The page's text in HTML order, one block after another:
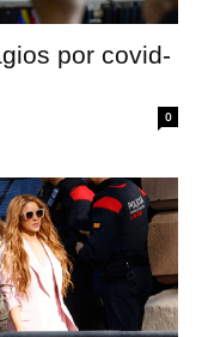
por covid-
0